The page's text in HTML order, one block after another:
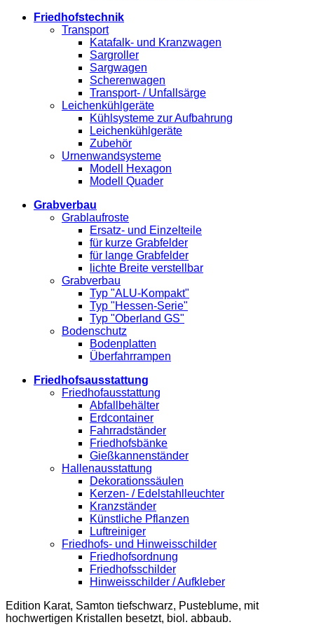
Friedhofstechnik
Transport
Katafalk- und Kranzwagen
Sargroller
Sargwagen
Scherenwagen
Transport- / Unfallsärge
Leichenkühlgeräte
Kühlsysteme zur Aufbahrung
Leichenkühlgeräte
Zubehör
Urnenwandsysteme
Modell Hexagon
Modell Quader
Grabverbau
Grablaufroste
Ersatz- und Einzelteile
für kurze Grabfelder
für lange Grabfelder
lichte Breite verstellbar
Grabverbau
Typ "ALU-Kompakt"
Typ "Hessen-Serie"
Typ "Oberland GS"
Bodenschutz
Bodenplatten
Überfahrrampen
Friedhofsausstattung
Friedhofausstattung
Abfallbehälter
Erdcontainer
Fahrradständer
Friedhofsbänke
Gießkannenständer
Hallenausstattung
Dekorationssäulen
Kerzen- / Edelstahlleuchter
Kranzständer
Künstliche Pflanzen
Luftreiniger
Friedhofs- und Hinweisschilder
Friedhofsordnung
Friedhofsschilder
Hinweisschilder / Aufkleber
Edition Karat, Samton tiefschwarz, Pusteblume, mit
hochwertigen Kristallen besetzt, biol. abbaub.